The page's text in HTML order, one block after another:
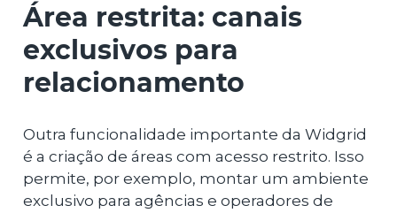
Área restrita: canais
exclusivos para
relacionamento
Outra funcionalidade importante da Widgrid
é a criação de áreas com acesso restrito. Isso
permite, por exemplo, montar um ambiente
exclusivo para agências e operadores de